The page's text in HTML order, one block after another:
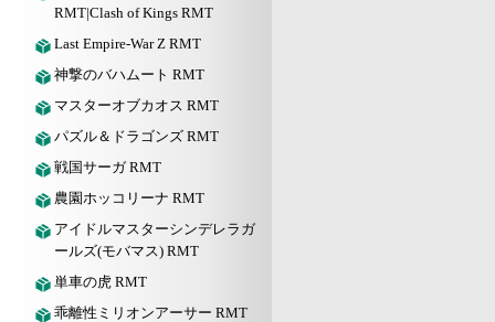
RMT|Clash of Kings RMT
Last Empire-War Z RMT
神撃のバハムート RMT
マスターオブカオス RMT
パズル＆ドラゴンズ RMT
戦国サーガ RMT
農園ホッコリーナ RMT
アイドルマスターシンデレラガ
ールズ(モバマス) RMT
単車の虎 RMT
乖離性ミリオンアーサー RMT